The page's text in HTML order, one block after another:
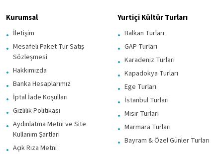
Kurumsal
İletişim
Mesafeli Paket Tur Satış
Sözleşmesi
Hakkımızda
Banka Hesaplarımız
İptal İade Koşulları
Gizlilik Politikası
Aydınlatma Metni ve Site
Kullanım Şartları
Açık Rıza Metni
Yurtiçi Kültür Turları
Balkan Turları
GAP Turları
Karadeniz Turları
Kapadokya Turları
Ege Turları
İstanbul Turları
Mısır Turları
Marmara Turları
Bayram & Özel Günler Turları